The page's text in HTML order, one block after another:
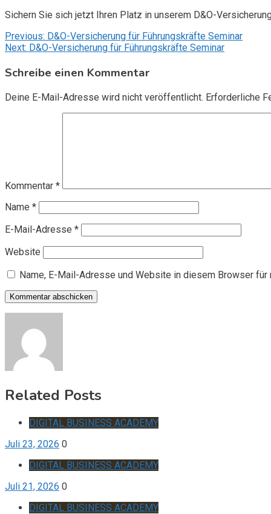
Sichern Sie sich jetzt Ihren Platz in unserem D&O-
Beitragsnavigation
Previous: D&O-Versicherung für Führungskräfte Seminar
Next: D&O-Versicherung für Führungskräfte Seminar
Schreibe einen Kommentar
Deine E-Mail-Adresse wird nicht veröffentlicht. Erforderliche
Kommentar *
Name *
E-Mail-Adresse *
Website
Name, E-Mail-Adresse und Website in diesem Browser
Related Posts
DIGITAL BUSINESS ACADEMY
Juli 23, 2026 0
DIGITAL BUSINESS ACADEMY
Juli 21, 2026 0
DIGITAL BUSINESS ACADEMY